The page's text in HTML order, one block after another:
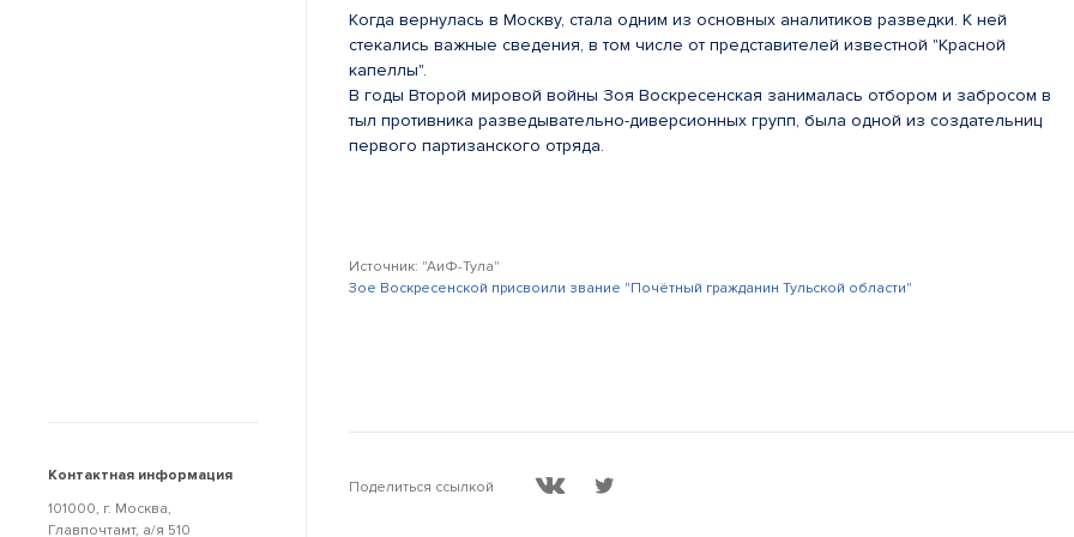
Контактная информация
101000, г. Москва,
Главпочтамт, а/я 510
Когда вернулась в Москву, стала одним из основных аналитиков разведки. К ней
стекались важные сведения, в том числе от представителей известной "Красной
капеллы".
В годы Второй мировой войны Зоя Воскресенская занималась отбором и забросом в
тыл противника разведывательно-диверсионных групп, была одной из создательниц
первого партизанского отряда.
Источник: "АиФ-Тула"
Зое Воскресенской присвоили звание "Почётный гражданин Тульской области"
Поделиться ссылкой